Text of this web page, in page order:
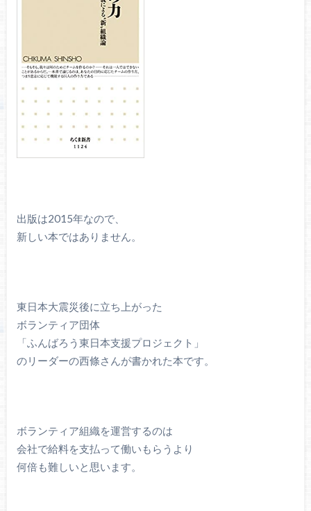
出版は2015年なので、
新しい本ではありません。
東日本大震災後に立ち上がった
ボランティア団体
「ふんばろう東日本支援プロジェクト」
のリーダーの西條さんが書かれた本です。
ボランティア組織を運営するのは
会社で給料を支払って働いもらうより
何倍も難しいと思います。